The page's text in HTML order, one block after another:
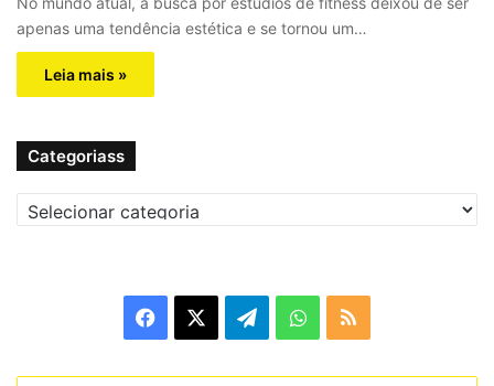
apenas uma tendência estética e se tornou um…
Leia mais »
Categoriass
a
W